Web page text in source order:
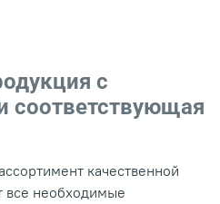
с
соответствующая
качественной
все необходимые